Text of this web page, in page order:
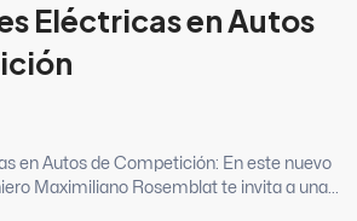
Eléctricas en Autos
en Autos de Competición: En este nuevo
Maximiliano Rosemblat te invita a una...